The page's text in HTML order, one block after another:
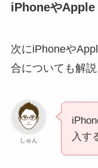
iPhoneやApple
次にiPhoneや
合についても解説
しゅん
入す